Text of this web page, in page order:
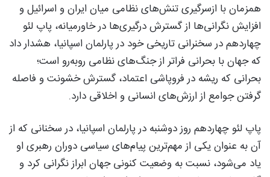
همزمان با ازسرگیری تنش‌های نظامی میان ایران و اسرائیل و
افزایش نگرانی‌ها از گسترش درگیری‌ها در خاورمیانه، پاپ لئو
چهاردهم در سخنرانی تاریخی خود در پارلمان اسپانیا، هشدار داد
که جهان با بحرانی فراتر از جنگ‌های نظامی روبه‌رو است؛
بحرانی که ریشه در فروپاشی اعتماد، گسترش خشونت و فاصله
گرفتن جوامع از ارزش‌های انسانی و اخلاقی دارد.
پاپ لئو چهاردهم روز دوشنبه در پارلمان اسپانیا، در سخنانی که از
آن به عنوان یکی از مهم‌ترین پیام‌های سیاسی دوران رهبری او
یاد می‌شود، نسبت به وضعیت کنونی جهان ابراز نگرانی کرد و